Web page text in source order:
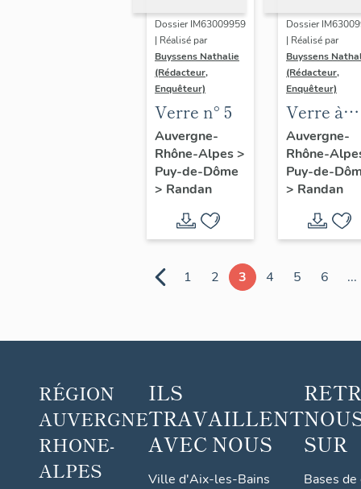
Dossier IM63009959
| Réalisé par
Buyssens Nathalie
(Rédacteur,
Enquêteur)
Verre n° 5
Auvergne-
Rhône-Alpes>
Puy-de-Dôme
> Randan
Dossier
| Réalisé par
Buyssens
(Rédacteur,
Enquêteur)
Verre à
liqueur n°
11
Auvergne-
Rhône-
Puy-de-
> Randan
1 2 3 4 5 6 ...
RÉGION
AUVERGNE
RHONE-
ALPES
ILS
TRAVAILLENT
AVEC NOUS
Ville d'Aix-les-Bains
SUR
Bases